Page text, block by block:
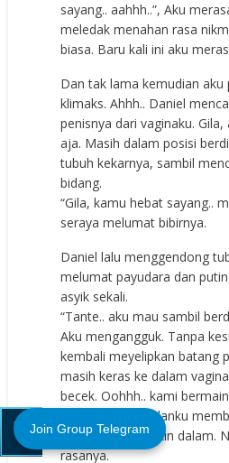
sayang.. aahhh..”, Aku
meledak menahan rasa
biasa. Baru kali ini aku
Dan tak lama kemudian aku
klimaks. Ahhh.. Daniel
penisnya dari vaginaku.
aja. Masih dalam posisi
tubuh kekarnya, sambil
bidang.
“Gila, kamu hebat sayang..
seraya melumat bibirnya.
Daniel lalu menggendong
melumat payudara dan
asyik sekali.
“Tante.. aku mau sambil
Aku mengangguk. Tanpa
kembali meyelipkan batang
masih keras ke dalam
becek. Oohhh.. kami
berdiri. Berat badanku
menancap semakin dalam.
rasanya.
Close (X)
Join Group Telegram